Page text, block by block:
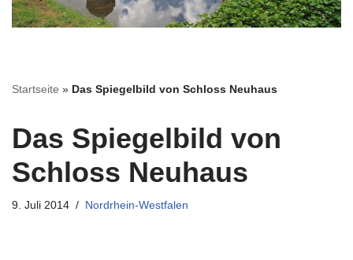
Startseite » Das Spiegelbild von Schloss Neuhaus
Das Spiegelbild von
Schloss Neuhaus
9. Juli 2014 Nordrhein-Westfalen